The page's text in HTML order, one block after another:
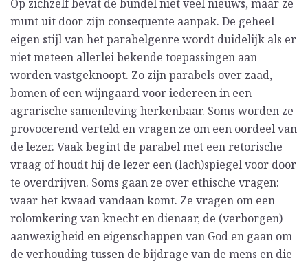
Op zichzelf bevat de bundel niet veel nieuws, maar ze
munt uit door zijn consequente aanpak. De geheel
eigen stijl van het parabelgenre wordt duidelijk als er
niet meteen allerlei bekende toepassingen aan
worden vastgeknoopt. Zo zijn parabels over zaad,
bomen of een wijngaard voor iedereen in een
agrarische samenleving herkenbaar. Soms worden ze
provocerend verteld en vragen ze om een oordeel van
de lezer. Vaak begint de parabel met een retorische
vraag of houdt hij de lezer een (lach)spiegel voor door
te overdrijven. Soms gaan ze over ethische vragen:
waar het kwaad vandaan komt. Ze vragen om een
rolomkering van knecht en dienaar, de (verborgen)
aanwezigheid en eigenschappen van God en gaan om
de verhouding tussen de bijdrage van de mens en die